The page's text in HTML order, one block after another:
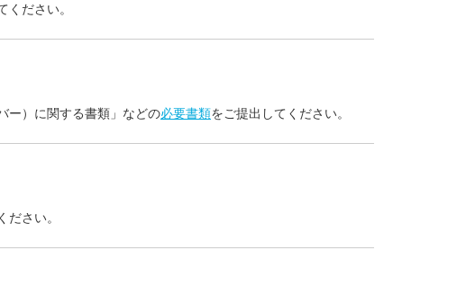
ださい。
ー）に関する書類」などの必要書類をご提出してください。
ださい。